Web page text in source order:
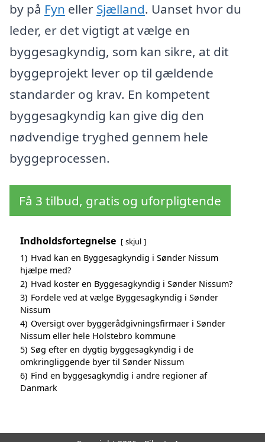
by på Fyn eller Sjælland. Uanset hvor du
leder, er det vigtigt at vælge en
byggesagkyndig, som kan sikre, at dit
byggeprojekt lever op til gældende
standarder og krav. En kompetent
byggesagkyndig kan give dig den
nødvendige tryghed gennem hele
byggeprocessen.
Få 3 tilbud, gratis og uforpligtende
Indholdsfortegnelse skjul
1) Hvad kan en Byggesagkyndig i Sønder Nissum
hjælpe med?
2) Hvad koster en Byggesagkyndig i Sønder Nissum?
3) Fordele ved at vælge Byggesagkyndig i Sønder
Nissum
4) Oversigt over byggerådgivningsfirmaer i Sønder
Nissum eller hele Holstebro kommune
5) Søg efter en dygtig byggesagkyndig i de
omkringliggende byer til Sønder Nissum
6) Find en byggesagkyndig i andre regioner af
Danmark